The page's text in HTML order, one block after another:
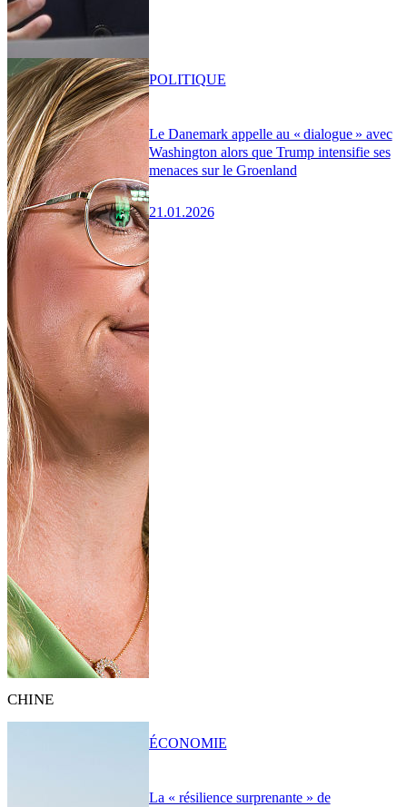
Le Danemark appelle au « dialogue » avec
Washington alors que Trump intensifie ses
menaces sur le Groenland
21.01.2026
POLITIQUE
CHINE
La « résilience surprenante » de
ÉCONOMIE